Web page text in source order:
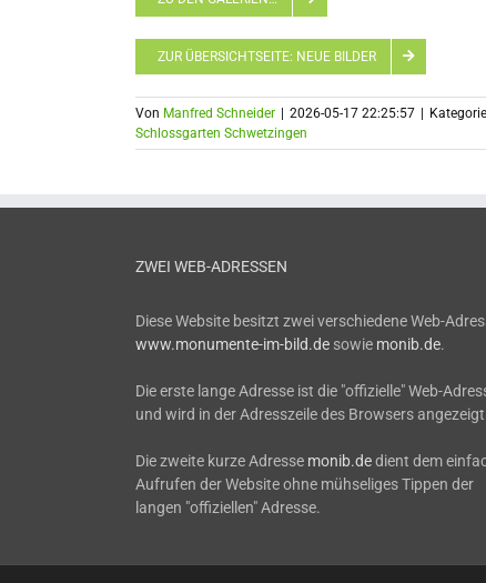
ZUR ÜBERSICHTSEITE: NEUE BILDER
Von Manfred Schneider 2026-05-17 22:25:57
Schlossgarten Schwetzingen
ZWEI WEB-ADRESSEN
Diese Website besitzt zwei verschiedene Web-
www.monumente-im-bild.de sowie monib.de.
Die erste lange Adresse ist die "offizielle" Web-
und wird in der Adresszeile des Browsers angezeigt.
Die zweite kurze Adresse monib.dedient dem
Aufrufen der Website ohne mühseliges Tippen der
langen "offiziellen" Adresse.